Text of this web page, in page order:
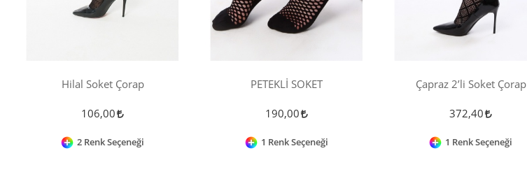
Hilal Soket Çorap
106,00
2 Renk Seçeneği
PETEKLİ SOKET
190,00
1 Renk Seçeneği
Çapraz 2’li Soket Çorap
372,40
1 Renk Seçeneği